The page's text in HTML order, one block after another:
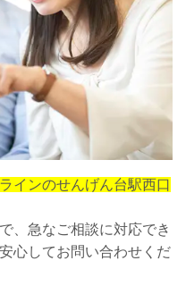
インのせんげん台駅西口
、急なご相談に対応でき
してお問い合わせくだ